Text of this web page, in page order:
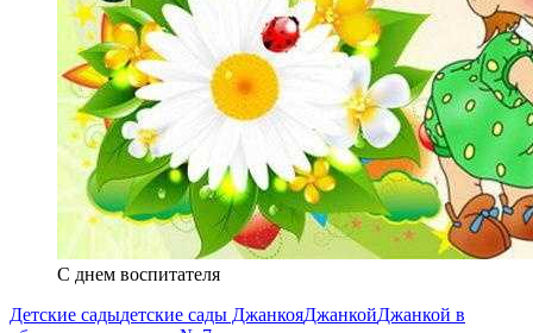
С днем воспитателя
Детские садыдетские сады ДжанкояДжанкойДжанкой в